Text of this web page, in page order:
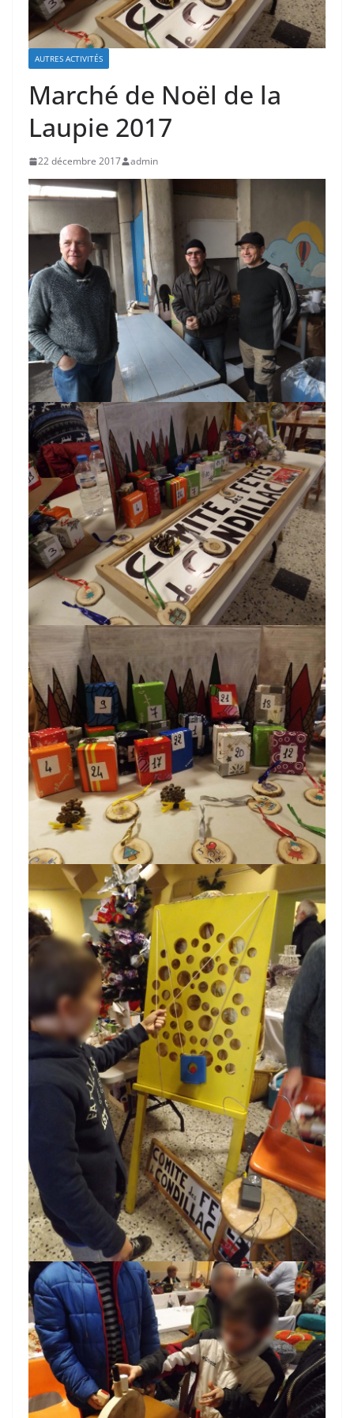
AUTRES ACTIVITÉS
Marché de Noël de la
Laupie 2017
22 décembre 2017 admin